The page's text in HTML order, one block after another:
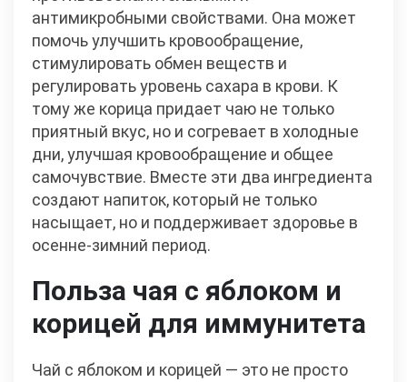
антимикробными свойствами. Она может
помочь улучшить кровообращение,
стимулировать обмен веществ и
регулировать уровень сахара в крови. К
тому же корица придает чаю не только
приятный вкус, но и согревает в холодные
дни, улучшая кровообращение и общее
самочувствие. Вместе эти два ингредиента
создают напиток, который не только
насыщает, но и поддерживает здоровье в
осенне-зимний период.
Польза чая с яблоком и
корицей для иммунитета
Чай с яблоком и корицей — это не просто